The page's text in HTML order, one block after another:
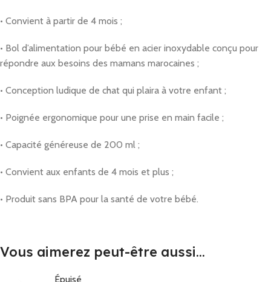
• Convient à partir de 4 mois ;
• Bol d’alimentation pour bébé en acier inoxydable conçu pour
répondre aux besoins des mamans marocaines ;
• Conception ludique de chat qui plaira à votre enfant ;
• Poignée ergonomique pour une prise en main facile ;
• Capacité généreuse de 200 ml ;
• Convient aux enfants de 4 mois et plus ;
• Produit sans BPA pour la santé de votre bébé.
Vous aimerez peut-être aussi…
Épuisé